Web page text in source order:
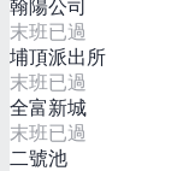
翰陽公司
末班已過
埔頂派出所
末班已過
全富新城
末班已過
二號池